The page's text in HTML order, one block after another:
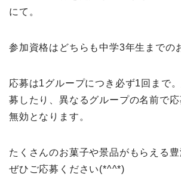
にて。
参加資格はどちらも中学3年生までの
応募は1グループにつき必ず1回まで
募したり、異なるグループの名前で
無効となります。
たくさんのお菓子や景品がもらえる豊
ぜひご応募ください(*^^*)